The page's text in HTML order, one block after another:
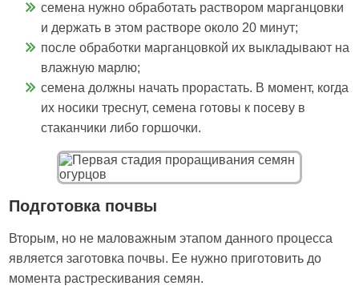
семена нужно обработать раствором марганцовки
и держать в этом растворе около 20 минут;
после обработки марганцовкой их выкладывают на
влажную марлю;
семена должны начать прорастать. В момент, когда
их носики треснут, семена готовы к посеву в
стаканчики либо горшочки.
Подготовка почвы
Вторым, но не маловажным этапом данного процесса
является заготовка почвы. Ее нужно приготовить до
момента растрескивания семян.